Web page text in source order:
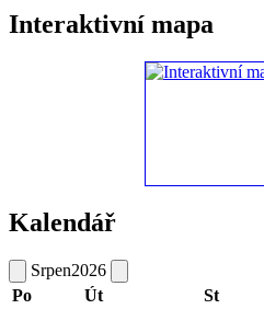
Interaktivní mapa
Kalendář
Srpen2026
Po
Út St